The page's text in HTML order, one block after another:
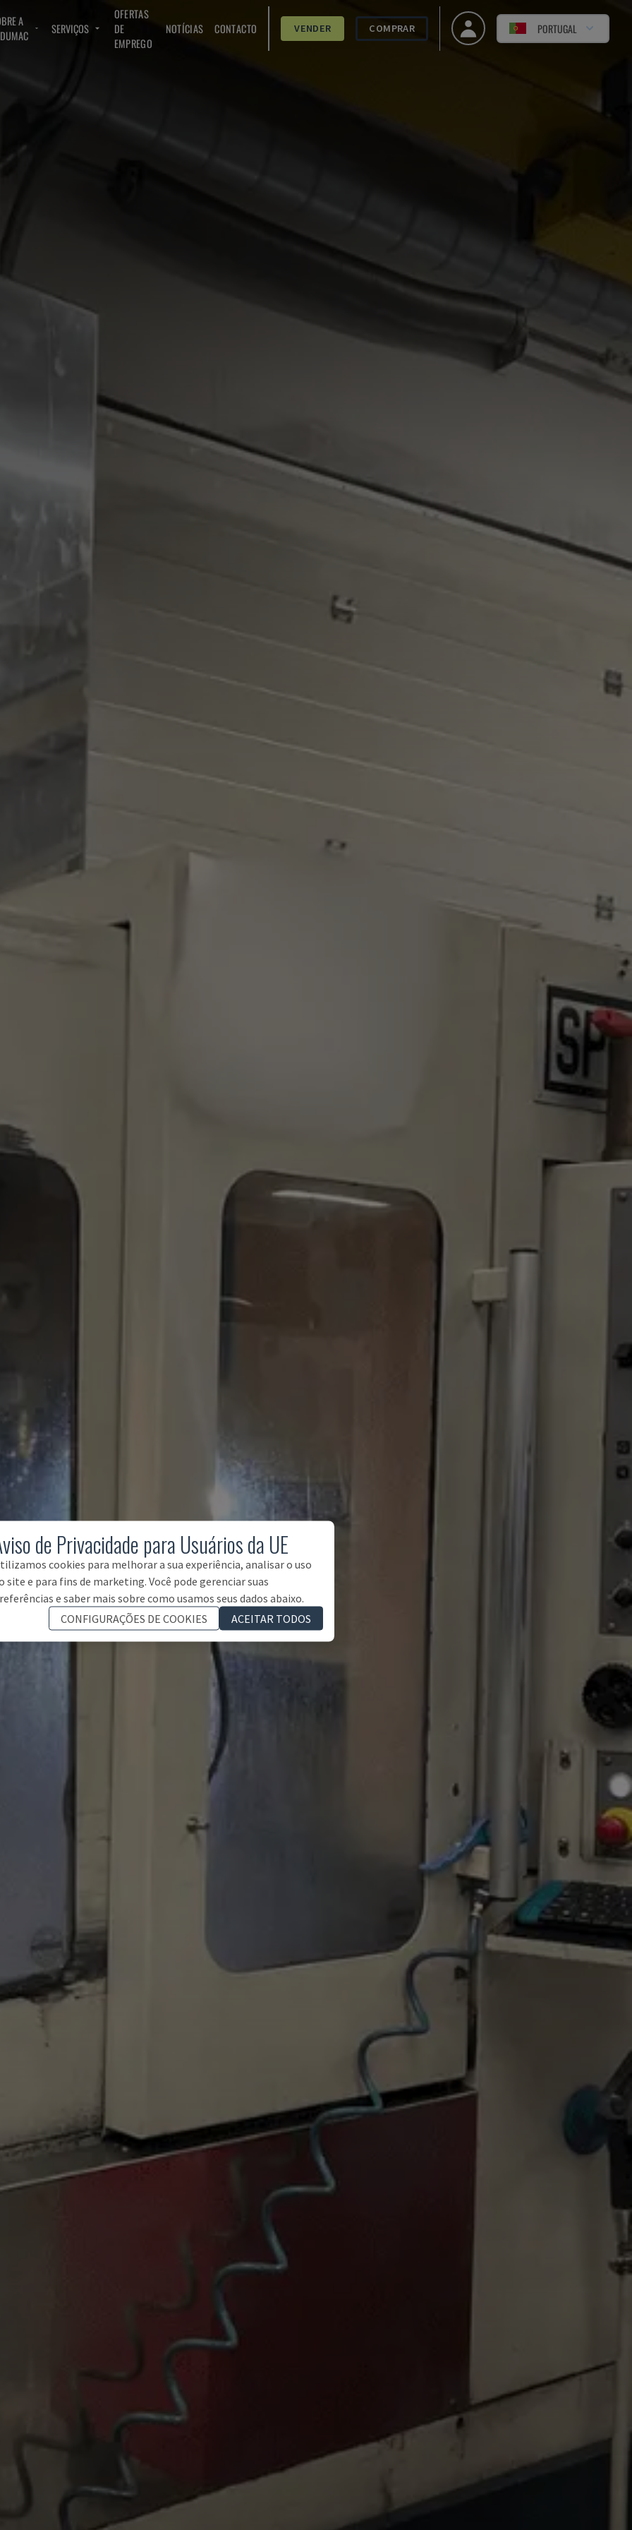
A
SERVIÇOS
OFERTAS
DE
EMPREGO
NOTÍCIAS CONTACTO VENDER COMPRAR PORTUGAL
de Privacidade para Usuários da UE
cookies para melhorar a sua experiência, analisar o uso
site e para fins de marketing. Você pode gerenciar suas
e saber mais sobre como usamos seus dados abaixo.
CONFIGURAÇÕES DE COOKIES
ACEITAR TODOS